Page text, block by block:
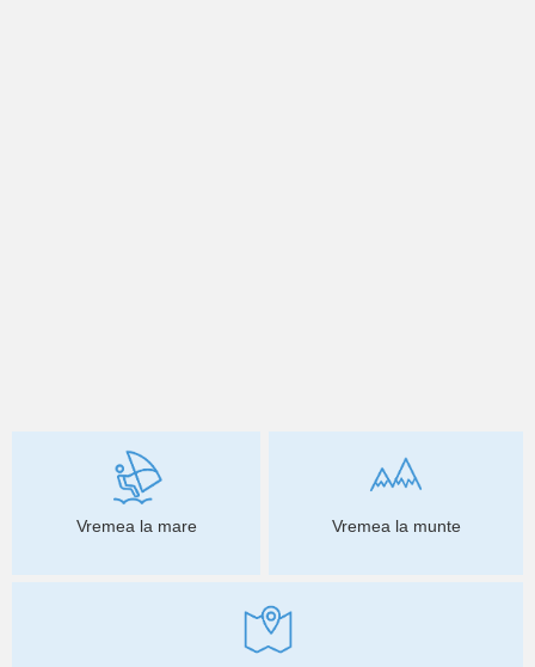
Vremea la mare Vremea la munte